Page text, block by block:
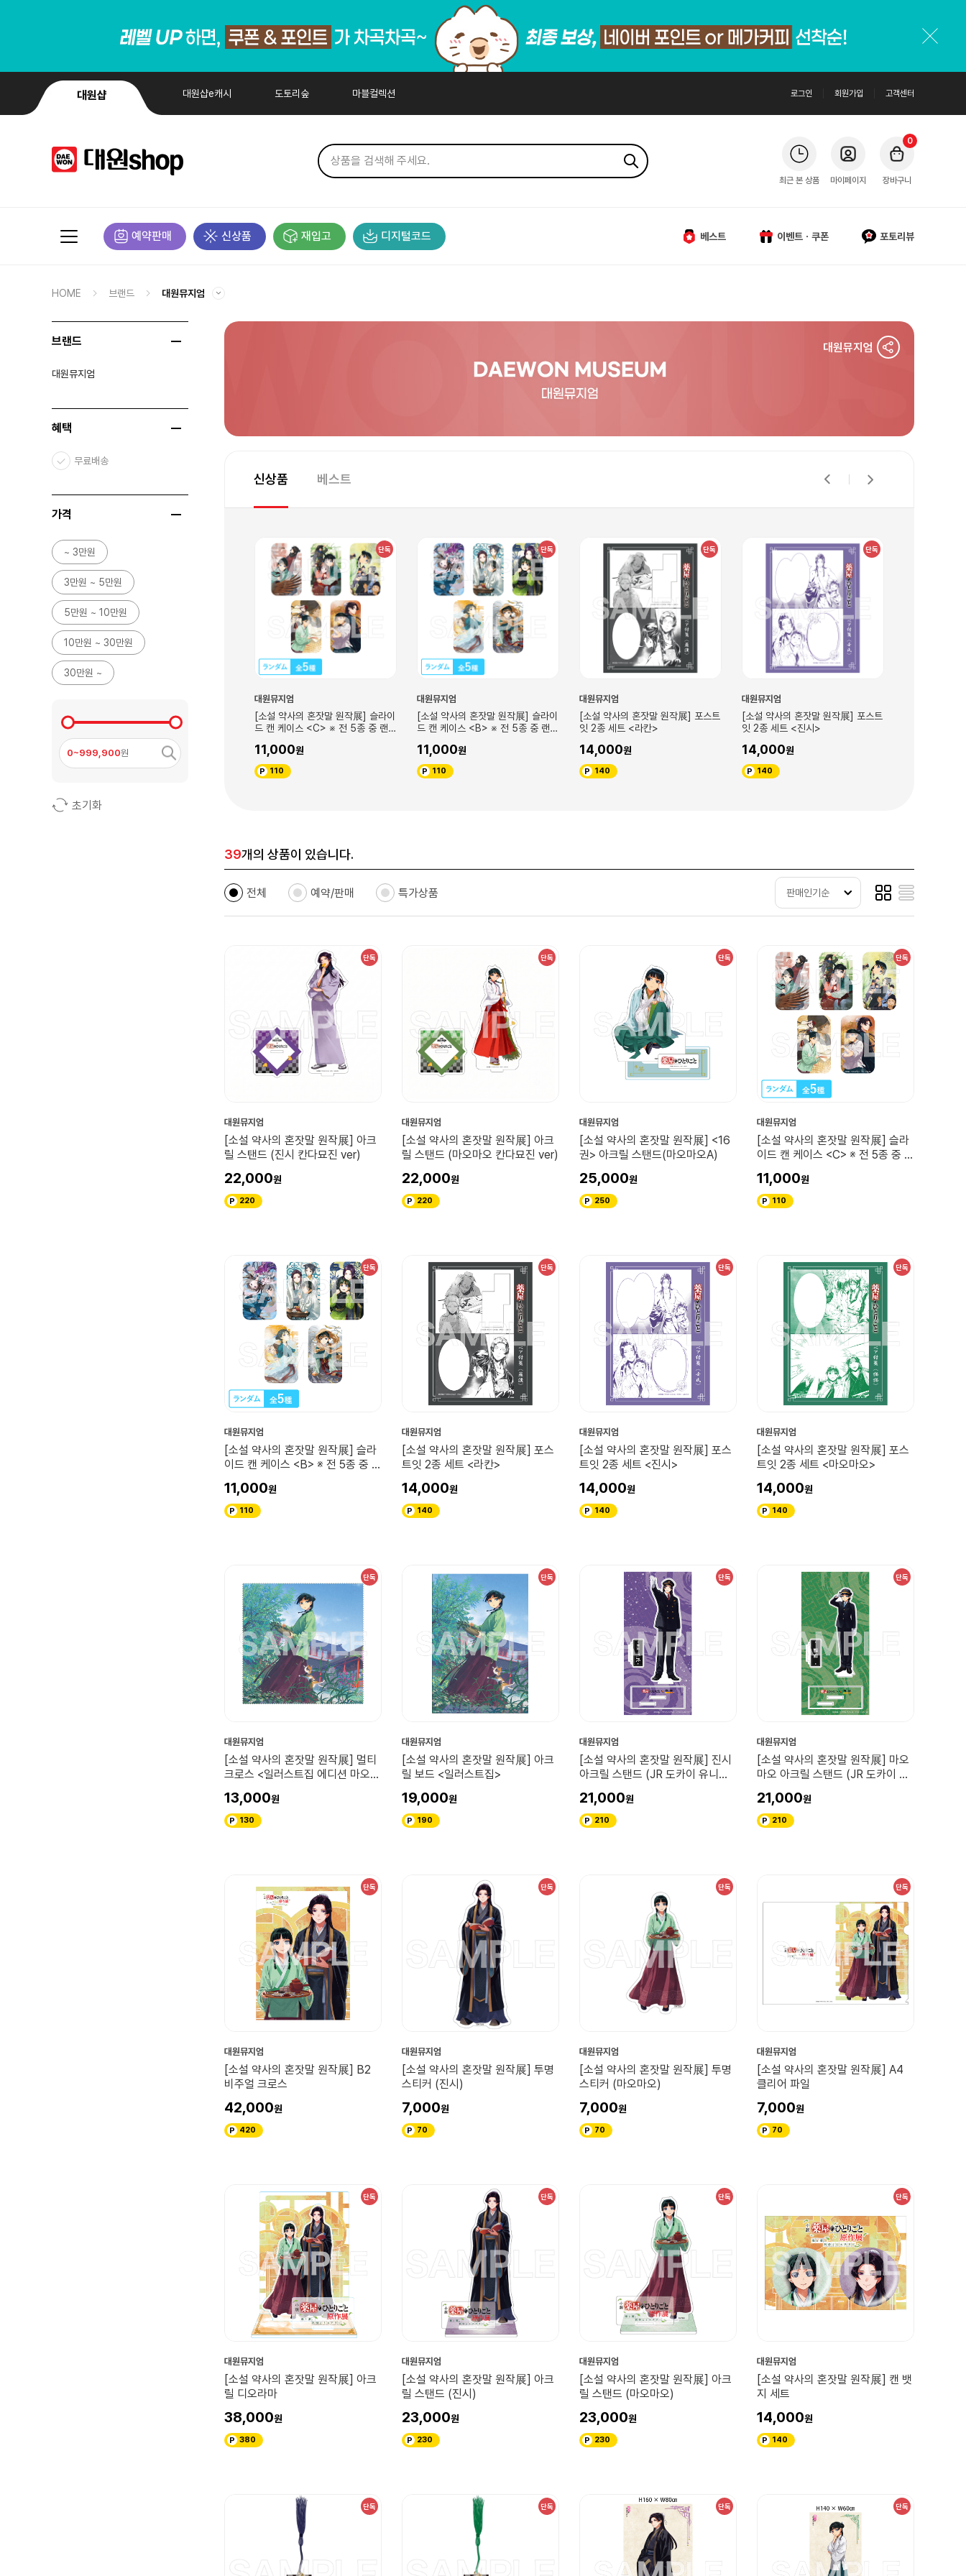
대원샵 대원샵e캐시 도토리숲 마블컬렉션 로그인 회원가입 고객센터
최근 본 상품 마이페이지 장바구니
0
예약판매 신상품 재입고 디지털코드 베스트 이벤트ㆍ쿠폰 포토리뷰
HOME 브랜드 대원뮤지엄
브랜드
대원뮤지엄
혜택
무료배송
가격
~ 3만원
3만원 ~ 5만원
5만원 ~ 10만원
10만원 ~ 30만원
30만원 ~
0~999,900원
초기화
대원뮤지엄
신상품 베스트
설 약사의 혼잣말 원작展] <16권
아크릴 스탠드(마오마오A)
[소설 약사의 혼잣말 원작展] 슬라이
드 캔 케이스 <C> ※ 전 5종 중 랜덤
/ 11~15권 표지 일러스트 사용
11,000
단독
[소설 약사의 혼잣말 원작展] 슬라이
드 캔 케이스 <B> ※ 전 5종 중 랜덤
단독
[소설 약사의 혼잣말 원작展] 포스트
잇 2종 세트 <라칸>
단독
[소설 약사의 혼잣말 원작展] 포스트
잇 2종 세트 <진시>
단독
[소설 약사의 혼잣말 원작展] 포스트
잇 2종 세트 <마오마오>
39개의 상품이 있습니다.
전체 예약/판매 특가상품 판매인기순
대원뮤지엄
[소설 약사의 혼잣말 원작展] 아크
릴 스탠드 (진시 칸다묘진 ver)
22,000
220
단독
대원뮤지엄
[소설 약사의 혼잣말 원작展] 아크
릴 스탠드 (마오마오 칸다묘진 ver)
22,000
220
단독
대원뮤지엄
[소설 약사의 혼잣말 원작展] <16
권> 아크릴 스탠드(마오마오A)
25,000
250
단독
대원뮤지엄
[소설 약사의 혼잣말 원작展] 슬라
이드 캔 케이스 <C> ※ 전 5종 중 랜
11,000
110
단독
대원뮤지엄
[소설 약사의 혼잣말 원작展] 슬라
이드 캔 케이스 <B> ※ 전 5종 중 랜
11,000
110
단독
대원뮤지엄
[소설 약사의 혼잣말 원작展] 포스
트잇 2종 세트 <라칸>
14,000
140
단독
대원뮤지엄
[소설 약사의 혼잣말 원작展] 포스
트잇 2종 세트 <진시>
14,000
140
단독
대원뮤지엄
[소설 약사의 혼잣말 원작展] 포스
트잇 2종 세트 <마오마오>
14,000
140
단독
대원뮤지엄
[소설 약사의 혼잣말 원작展] 멀티
크로스 <일러스트집 에디션 마오마
13,000
130
단독
대원뮤지엄
[소설 약사의 혼잣말 원작展] 아크
릴 보드 <일러스트집>
19,000
190
단독
대원뮤지엄
[소설 약사의 혼잣말 원작展] 진시
아크릴 스탠드 (JR 도카이 유니폼
21,000
210
단독
대원뮤지엄
[소설 약사의 혼잣말 원작展] 마오
마오 아크릴 스탠드 (JR 도카이 유
21,000
210
단독
대원뮤지엄
[소설 약사의 혼잣말 원작展] B2
비주얼 크로스
42,000
420
단독
대원뮤지엄
[소설 약사의 혼잣말 원작展] 투명
스티커 (진시)
7,000
70
단독
대원뮤지엄
[소설 약사의 혼잣말 원작展] 투명
스티커 (마오마오)
7,000
70
단독
대원뮤지엄
[소설 약사의 혼잣말 원작展] A4
클리어 파일
7,000
70
단독
대원뮤지엄
[소설 약사의 혼잣말 원작展] 아크
릴 디오라마
38,000
380
단독
대원뮤지엄
[소설 약사의 혼잣말 원작展] 아크
릴 스탠드 (진시)
23,000
230
단독
대원뮤지엄
[소설 약사의 혼잣말 원작展] 아크
릴 스탠드 (마오마오)
23,000
230
단독
대원뮤지엄
[소설 약사의 혼잣말 원작展] 캔 뱃
지 세트
14,000
140
단독
단독 단독 단독 단독